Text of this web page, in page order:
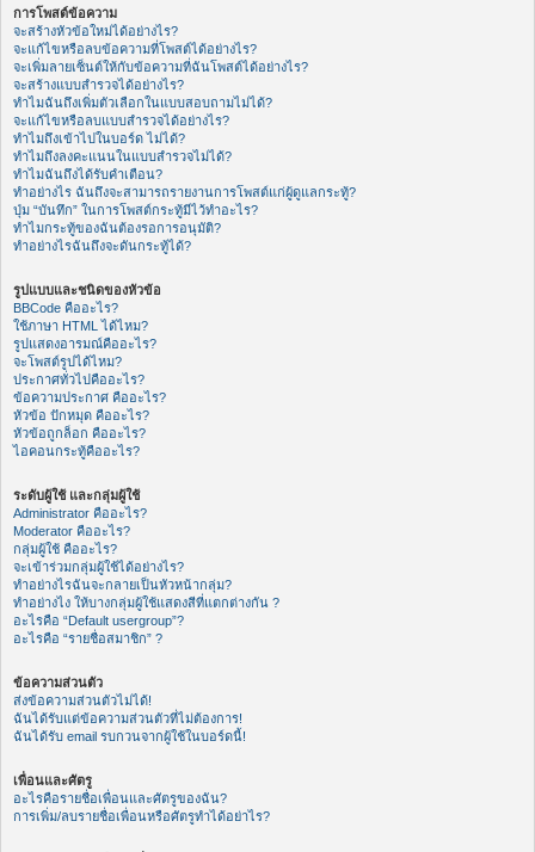
การโพสต์ข้อความ
จะสร้างหัวข้อใหม่ได้อย่างไร?
จะแก้ไขหรือลบข้อความที่โพสต์ได้อย่างไร?
จะเพิ่มลายเซ็นต์ให้กับข้อความที่ฉันโพสต์ได้อย่างไร?
จะสร้างแบบสำรวจได้อย่างไร?
ทำไมฉันถึงเพิ่มตัวเลือกในแบบสอบถามไม่ได้?
จะแก้ไขหรือลบแบบสำรวจได้อย่างไร?
ทำไมถึงเข้าไปในบอร์ด ไม่ได้?
ทำไมถึงลงคะแนนในแบบสำรวจไม่ได้?
ทำไมฉันถึงได้รับคำเตือน?
ทำอย่างไร ฉันถึงจะสามารถรายงานการโพสต์แก่ผู้ดูแลกระทู้?
ปุ่ม “บันทึก” ในการโพสต์กระทู้มีไว้ทำอะไร?
ทำไมกระทู้ของฉันต้องรอการอนุมัติ?
ทำอย่างไรฉันถึงจะดันกระทู้ได้?
รูปแบบและชนิดของหัวข้อ
BBCode คืออะไร?
ใช้ภาษา HTML ได้ไหม?
รูปแสดงอารมณ์คืออะไร?
จะโพสต์รูปได้ไหม?
ประกาศทั่วไปคืออะไร?
ข้อความประกาศ คืออะไร?
หัวข้อ ปักหมุด คืออะไร?
หัวข้อถูกล็อก คืออะไร?
ไอคอนกระทู้คืออะไร?
ระดับผู้ใช้ และกลุ่มผู้ใช้
Administrator คืออะไร?
Moderator คืออะไร?
กลุ่มผู้ใช้ คืออะไร?
จะเข้าร่วมกลุ่มผู้ใช้ได้อย่างไร?
ทำอย่างไรฉันจะกลายเป็นหัวหน้ากลุ่ม?
ทำอย่างไง ให้บางกลุ่มผู้ใช้แสดงสีที่แตกต่างกัน ?
อะไรคือ “Default usergroup”?
อะไรคือ “รายชื่อสมาชิก” ?
ข้อความส่วนตัว
ส่งข้อความส่วนตัวไม่ได้!
ฉันได้รับแต่ข้อความส่วนตัวที่ไม่ต้องการ!
ฉันได้รับ email รบกวนจากผู้ใช้ในบอร์ดนี้!
เพื่อนและศัตรู
อะไรคือรายชื่อเพื่อนและศัตรูของฉัน?
การเพิ่ม/ลบรายชื่อเพื่อนหรือศัตรูทำได้อย่าไร?